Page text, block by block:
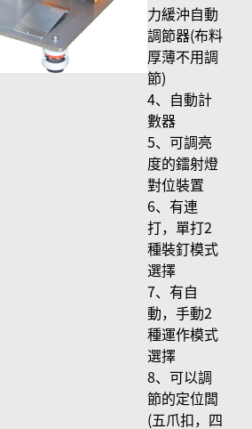
力緩沖自動
調節器(布料
厚薄不用調
節)
4、自動計
數器
5、可調亮
度的鐳射燈
對位裝置
6、有連
打，單打2
種裝釘模式
選擇
7、有自
動，手動2
種運作模式
選擇
8、可以調
節的定位闆
(五爪扣，四